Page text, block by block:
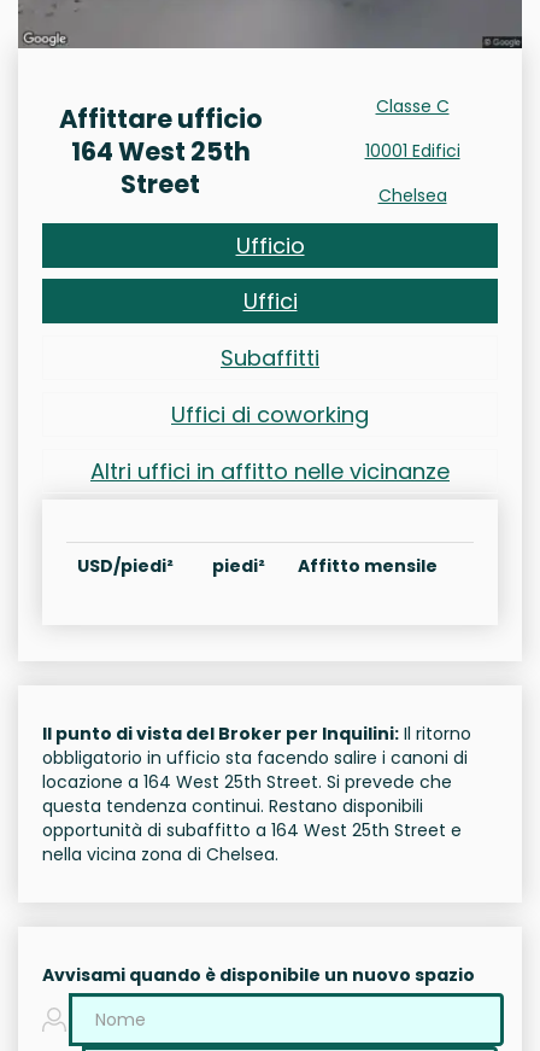
Affittare ufficio
164 West 25th
Street
Classe C
10001 Edifici
Chelsea
Ufficio
Uffici
Subaffitti
Uffici di coworking
Altri uffici in affitto nelle vicinanze
USD/piedi² piedi² Affitto mensile
Il punto di vista del Broker per Inquilini: Il ritorno
obbligatorio in ufficio sta facendo salire i canoni di
locazione a 164 West 25th Street. Si prevede che
questa tendenza continui. Restano disponibili
opportunità di subaffitto a 164 West 25th Street e
nella vicina zona di Chelsea.
Avvisami quando è disponibile un nuovo spazio